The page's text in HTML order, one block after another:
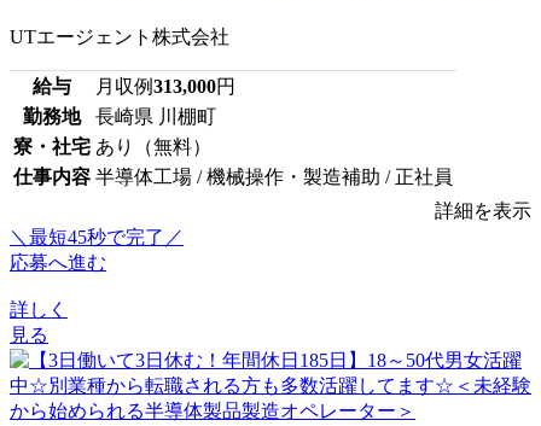
UTエージェント株式会社
給与 月収例313,000円
勤務地
長崎県 川棚町
寮・社宅 あり（無料）
仕事内容 半導体工場 / 機械操作・製造補助 / 正社員
詳細を表示
＼最短45秒で完了／
応募へ進む
詳しく
見る